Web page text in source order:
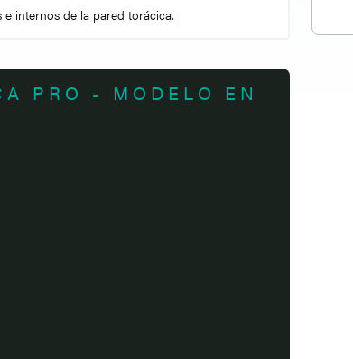
internos de la pared torácica.
PRO - MODELO EN